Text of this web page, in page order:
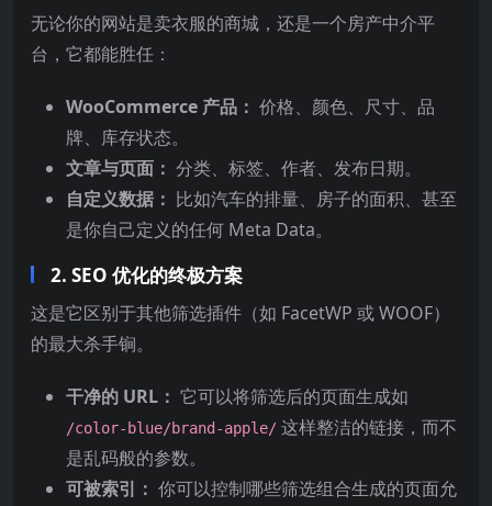
无论你的网站是卖衣服的商城，还是一个房产中介平
台，它都能胜任：
WooCommerce 产品： 价格、颜色、尺寸、品
牌、库存状态。
文章与页面： 分类、标签、作者、发布日期。
自定义数据： 比如汽车的排量、房子的面积、甚至
是你自己定义的任何 Meta Data。
2. SEO 优化的终极方案
这是它区别于其他筛选插件（如 FacetWP 或 WOOF）
的最大杀手锏。
干净的 URL： 它可以将筛选后的页面生成如
/color-blue/brand-apple/ 这样整洁的链接，而不
是乱码般的参数。
可被索引： 你可以控制哪些筛选组合生成的页面允